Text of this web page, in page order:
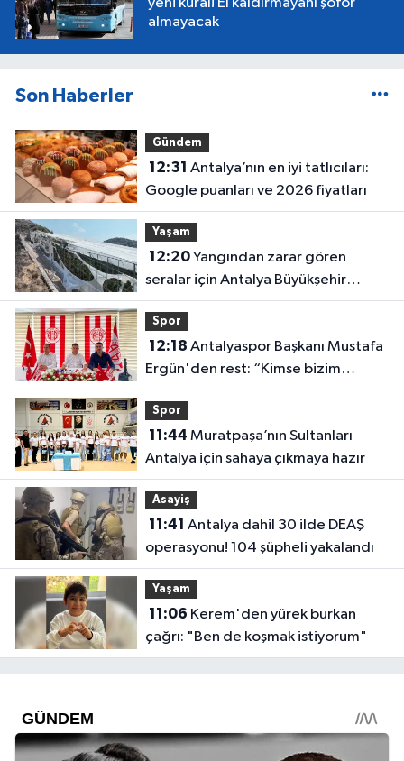
yeni kural! El kaldırmayanı şoför
almayacak
Son Haberler
Gündem
12:31
Google puanları ve 2026 fiyatları
Yaşam
12:20Yangından zarar gören
seralar için Antalya Büyükşehir
harekete geçti
Spor
12:18
Ergün'den rest: “Kimse bizim
onayımız olmadan gidemez”
Spor
11:44
Antalya için sahaya çıkmaya hazır
Asayiş
11:41
operasyonu! 104 şüpheli yakalandı
Yaşam
11:06
çağrı: "Ben de koşmak istiyorum"